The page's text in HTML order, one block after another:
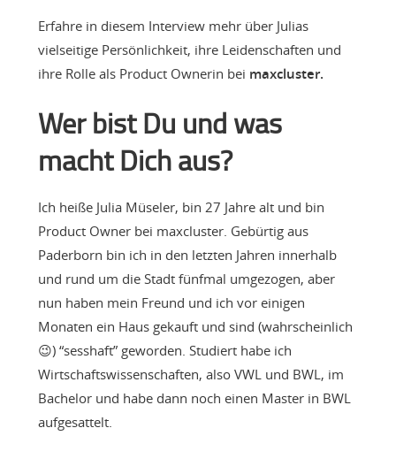
Erfahre in diesem Interview mehr über Julias
vielseitige Persönlichkeit, ihre Leidenschaften und
ihre Rolle als Product Ownerin bei maxcluster.
Wer bist Du und was
macht Dich aus?
Ich heiße Julia Müseler, bin 27 Jahre alt und bin
Product Owner bei maxcluster. Gebürtig aus
Paderborn bin ich in den letzten Jahren innerhalb
und rund um die Stadt fünfmal umgezogen, aber
nun haben mein Freund und ich vor einigen
Monaten ein Haus gekauft und sind (wahrscheinlich
😉) “sesshaft” geworden. Studiert habe ich
Wirtschaftswissenschaften, also VWL und BWL, im
Bachelor und habe dann noch einen Master in BWL
aufgesattelt.